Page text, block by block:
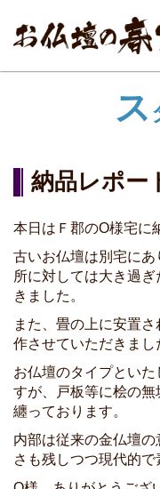
ス
納品レポ
本日はＦ郡のO様宅に
古いお仏壇は別宅に
所に対しては大き過
きました。
また、畳の上に安置
作させていただきまし
お仏壇のタイプとい
すが、戸板等に桧の
纏っております。
内部は従来の金仏壇
さも残しつつ現代的で